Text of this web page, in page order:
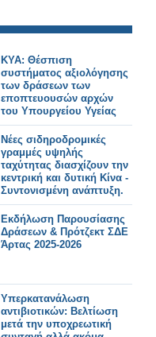
ΚΥΑ: Θέσπιση
συστήματος αξιολόγησης
των δράσεων των
εποπτευουσών αρχών
του Υπουργείου Υγείας
Νέες σιδηροδρομικές
γραμμές υψηλής
ταχύτητας διασχίζουν την
κεντρική και δυτική Κίνα -
Συντονισμένη ανάπτυξη.
Εκδήλωση Παρουσίασης
Δράσεων & Πρότζεκτ ΣΔΕ
Άρτας 2025-2026
Υπερκατανάλωση
αντιβιοτικών: Βελτίωση
μετά την υποχρεωτική